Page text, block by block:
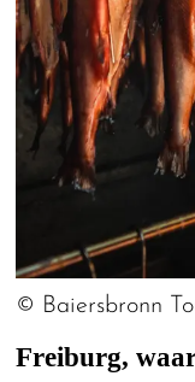
© Baiersbronn
Freiburg,